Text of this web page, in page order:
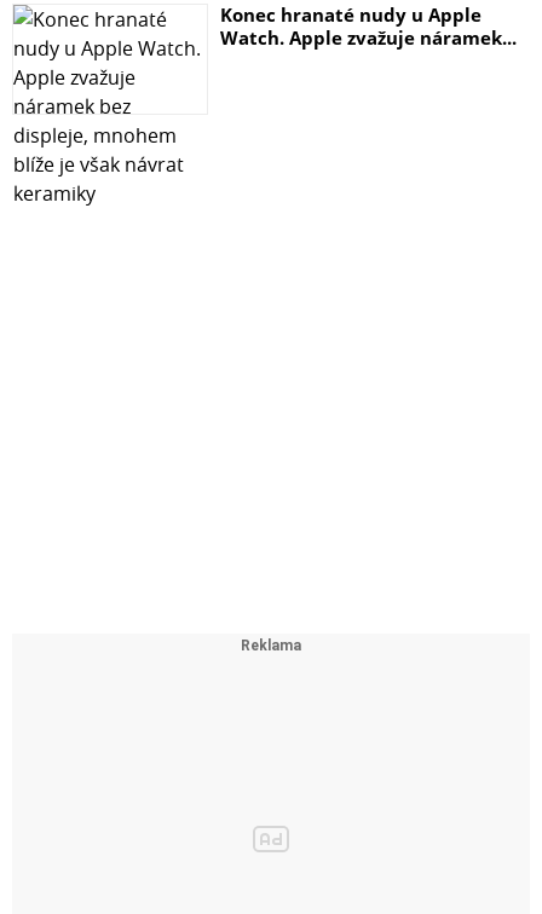
Konec hranaté nudy u Apple
Watch. Apple zvažuje náramek...